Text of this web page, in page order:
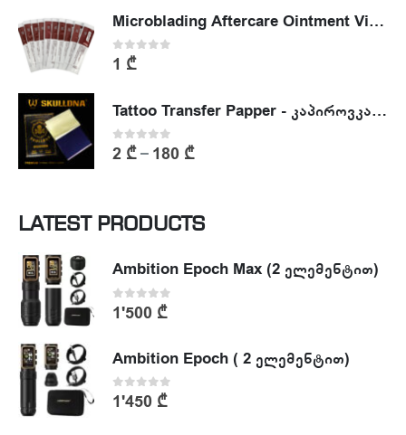
Microblading Aftercare Ointment Vitamin A&D
0 out of 5
1 ₾
Tattoo Transfer Papper - კაპიროვკა - ტატუს ესკიზის კოპირების ქაღალდი
0out of 5
2 ₾– 180 ₾
LATEST PRODUCTS
Ambition Epoch Max (2 ელემენტით)
0out of 5
1'500 ₾
Ambition Epoch ( 2 ელემენტით)
0out of 5
1'450 ₾